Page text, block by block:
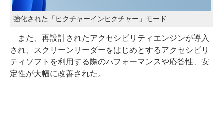
強化された「ピクチャーインピクチャー」モード
また、再設計されたアクセシビリティエンジンが導入
され、スクリーンリーダーをはじめとするアクセシビリ
ティソフトを利用する際のパフォーマンスや応答性、安
定性が大幅に改善された。